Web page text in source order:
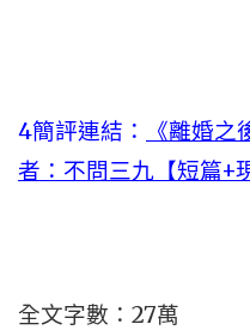
4簡評連結：
《離婚
者：不問三九【短篇+
全文字數：27萬